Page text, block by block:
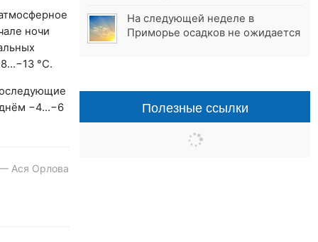
ночи
°С.
днём −4…−6
Ася Орлова
На следующей неделе в
Приморье осадков не ожидается
Полезные ссылки